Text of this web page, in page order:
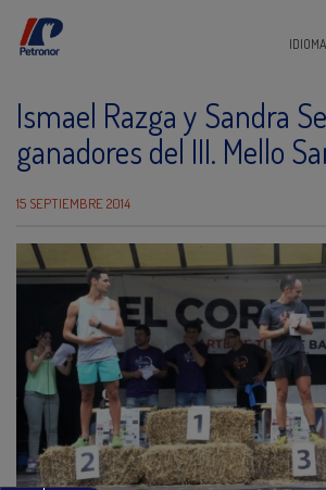
IDIOMA
Ismael Razga y Sandra
ganadores del III. Mello
15 SEPTIEMBRE 2014